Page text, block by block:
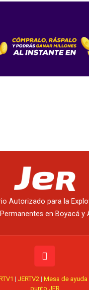
Autorizado para la
en Boyacá y
| JERTV2 | Mesa de ayuda
punto JER